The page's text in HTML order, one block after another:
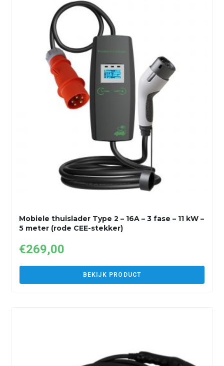
Mobiele thuislader Type 2 – 16A – 3 fase – 11 kW –
5 meter (rode CEE-stekker)
€269,00
BEKIJK PRODUCT